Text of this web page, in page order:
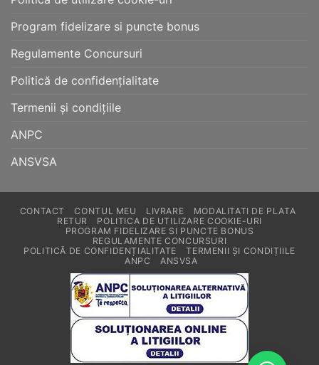
Program fidelizare si puncte bonus
Regulamente Concursuri
Politică de confidențialitate
Termenii și condițiile
ANPC
ANSVSA
CONTACT CONTUL MEU LIVRARE
MODALITATI DE PLATA
RETUR
POLITICA DE UTILIZARE COOKIE-URI
PROGRAM FIDELIZARE SI PUNCTE BONUS
REGULAMENTE CONCURSURI
POLITICĂ DE CONFIDENȚIALITATE
TERMENII ȘI CONDIȚIILE
ANPC
ANSVSA